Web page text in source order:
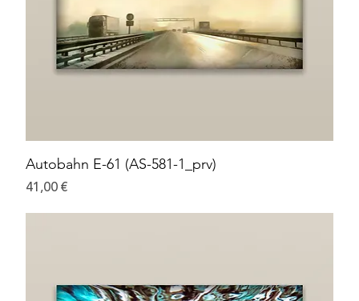
Autobahn E-61 (AS-581-1_prv)
Preis
41,00 €